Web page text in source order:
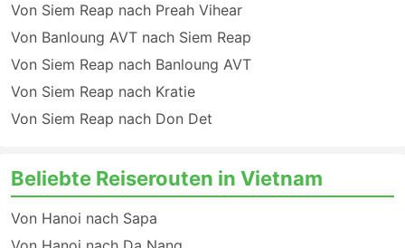
Von Siem Reap nach Preah Vihear
Von Banloung AVT nach Siem Reap
Von Siem Reap nach Banloung AVT
Von Siem Reap nach Kratie
Von Siem Reap nach Don Det
Beliebte Reiserouten in Vietnam
Von Hanoi nach Sapa